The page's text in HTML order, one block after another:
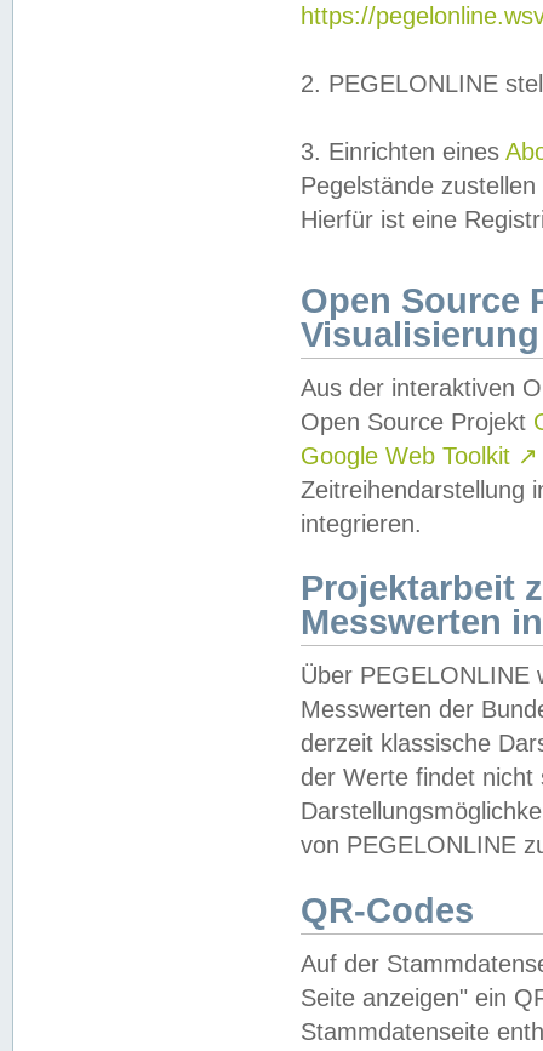
https://
2. PEGELONLINE
3. Einrichten eines
Pegelstände
Hierfür ist eine
Open Source
Visualisierung
Aus der interaktiven
Open Source Projekt
Google Web Toolkit ↗
Zeitreihendarstellung
integrieren.
Projektarbeit
Messwerten
Über PEGELONLINE
Messwerten der
derzeit klassische
der Werte findet
von PEGELONLINE
QR-Codes
Auf der
Seite anzeigen" ein
Stammdatenseite